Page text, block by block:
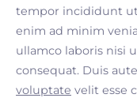
tempor incididunt
enim ad minim
ullamco laboris nisi
consequat. Duis
voluptate velit esse